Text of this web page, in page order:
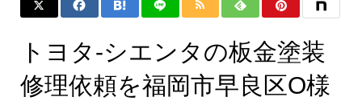
トヨタ-シエンタの板金塗装
修理依頼を福岡市早良区O様